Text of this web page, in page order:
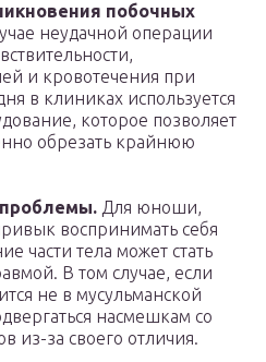
побочных
неудачной операции
и кровотечения при
в клиниках используется
которое позволяет
обрезать крайнюю
проблемы. Для юноши,
воспринимать себя
части тела может стать
В том случае, если
не в мусульманской
насмешкам со
из-за своего отличия.